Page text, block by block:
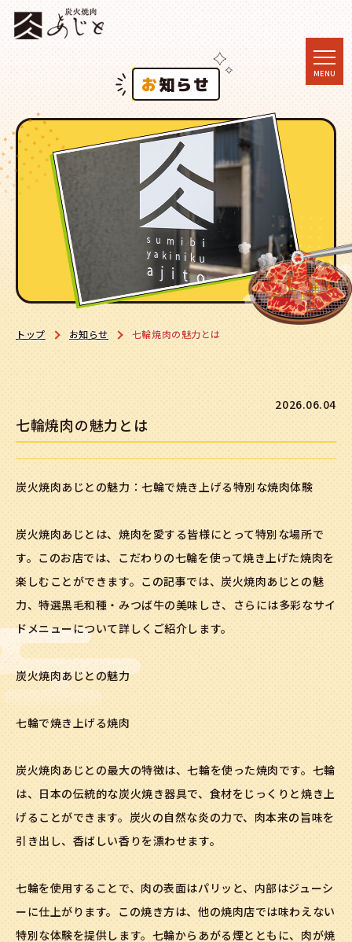
MENU
お知らせ
トップ お知らせ 七輪焼肉の魅力とは
2026.06.04
七輪焼肉の魅力とは
炭火焼肉あじとの魅力：七輪で焼き上げる特別な焼肉体験
炭火焼肉あじとは、焼肉を愛する皆様にとって特別な場所で
す。このお店では、こだわりの七輪を使って焼き上げた焼肉を
楽しむことができます。この記事では、炭火焼肉あじとの魅
力、特選黒毛和種・みつば牛の美味しさ、さらには多彩なサイ
ドメニューについて詳しくご紹介します。
炭火焼肉あじとの魅力
七輪で焼き上げる焼肉
炭火焼肉あじとの最大の特徴は、七輪を使った焼肉です。七輪
は、日本の伝統的な炭火焼き器具で、食材をじっくりと焼き上
げることができます。炭火の自然な炎の力で、肉本来の旨味を
引き出し、香ばしい香りを漂わせます。
七輪を使用することで、肉の表面はパリッと、内部はジューシ
ーに仕上がります。この焼き方は、他の焼肉店では味わえない
特別な体験を提供します。七輪からあがる煙とともに、肉が焼